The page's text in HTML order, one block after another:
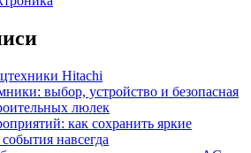
Hitachi
выбор, устройство и безопасная
люлек
как сохранить яркие
навсегда